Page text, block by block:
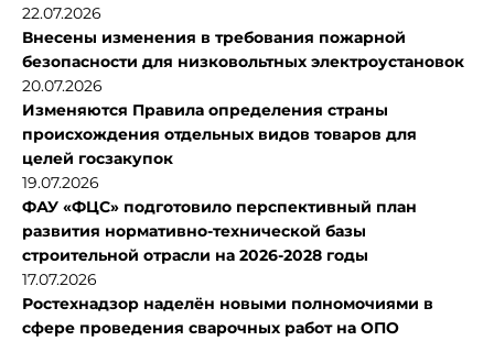
22.07.2026
Внесены изменения в требования пожарной
безопасности для низковольтных электроустановок
20.07.2026
Изменяются Правила определения страны
происхождения отдельных видов товаров для
целей госзакупок
19.07.2026
ФАУ «ФЦС» подготовило перспективный план
развития нормативно-технической базы
строительной отрасли на 2026-2028 годы
17.07.2026
Ростехнадзор наделён новыми полномочиями в
сфере проведения сварочных работ на ОПО